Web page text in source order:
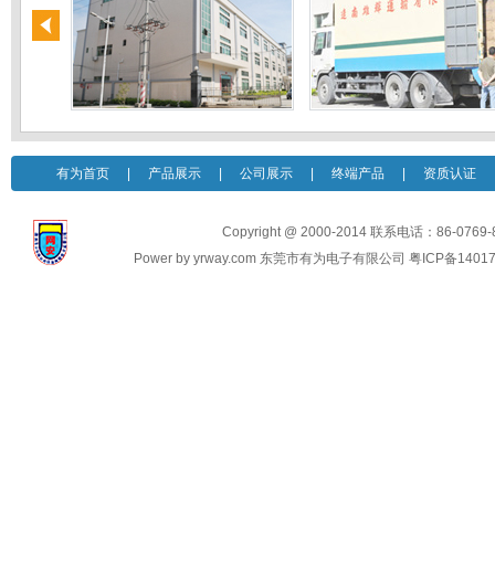
有为首页 产品展示 公司展示 终端产品 资质认证
Copyright @ 2000-2014 联系电话：86-
Power by yrway.com 东莞市有为电子有限公司 粤ICP备